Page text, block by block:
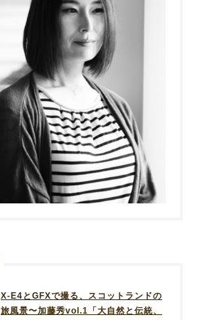
X-E4とGFXで撮る、スコットランドの
旅風景〜加藤秀vol.1「大自然と伝統、